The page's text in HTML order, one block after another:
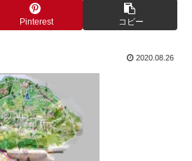
Pinterest コピー
2020.08.26